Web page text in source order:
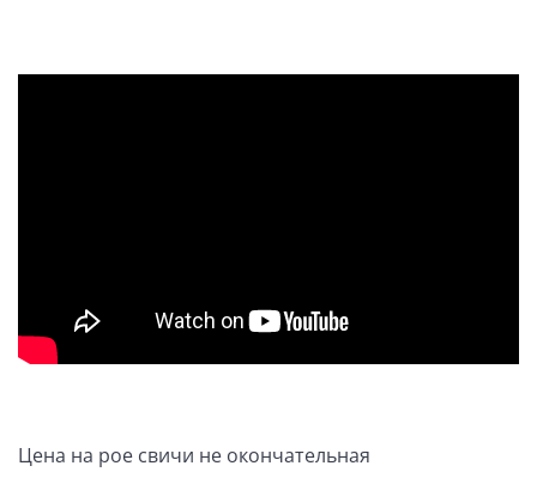
Цена на poe свичи не окончательная